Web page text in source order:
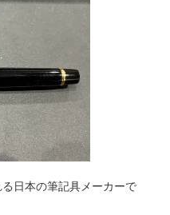
日本の筆記具メーカーで